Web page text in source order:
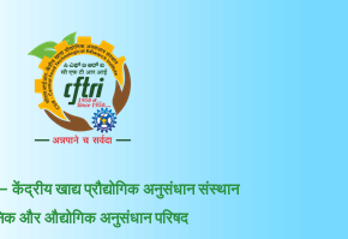
खाद्य प्रौद्योगिक अनुसंधान संस्थान
और औद्योगिक अनुसंधान परिषद